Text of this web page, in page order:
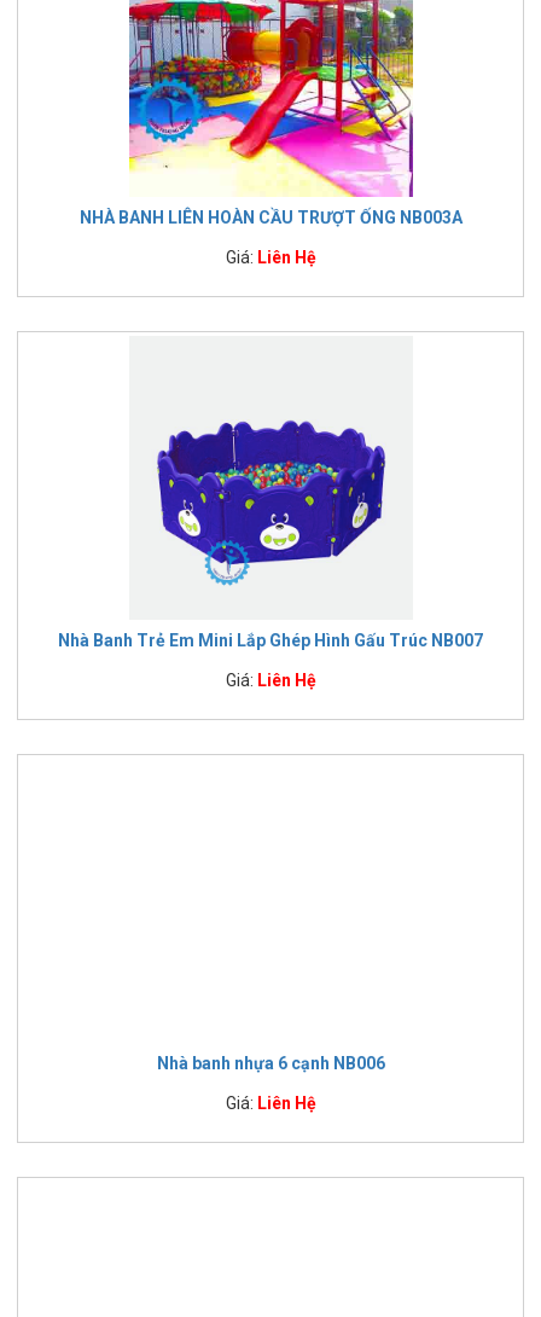
NHÀ BANH LIÊN HOÀN CẦU TRƯỢT ỐNG NB003A
Giá: Liên Hệ
Nhà Banh Trẻ Em Mini Lắp Ghép Hình Gấu Trúc NB007
Giá: Liên Hệ
Nhà banh nhựa 6 cạnh NB006
Giá: Liên Hệ